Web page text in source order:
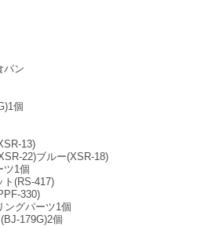
パン
個
13)
22)ブルー(XSR-18)
ツ1個
ト(RS-417)
330)
ングパーツ1個
179G)2個